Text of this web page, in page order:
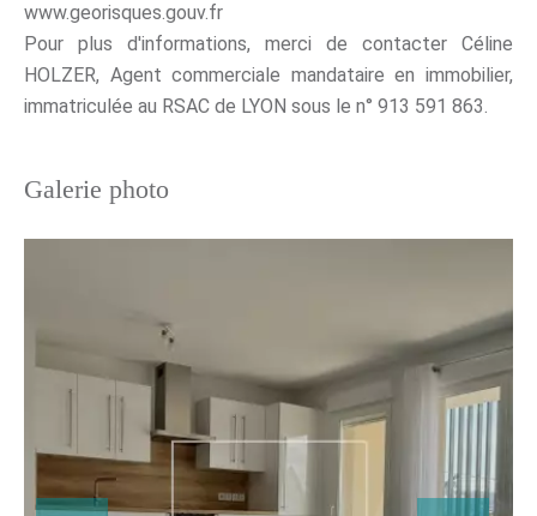
www.georisques.gouv.fr
Pour plus d'informations, merci de contacter Céline
HOLZER, Agent commerciale mandataire en immobilier,
immatriculée au RSAC de LYON sous le n° 913 591 863.
Galerie photo